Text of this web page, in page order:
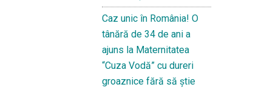
Caz unic în România! O
tânără de 34 de ani a
ajuns la Maternitatea
“Cuza Vodă” cu dureri
groaznice fără să ştie